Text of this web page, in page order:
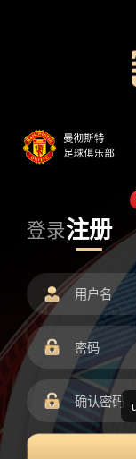
登录注册